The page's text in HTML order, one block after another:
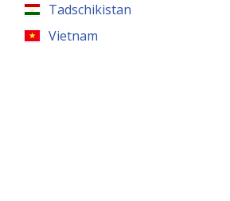
Tadschikistan
Vietnam